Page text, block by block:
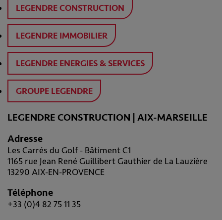
LEGENDRE CONSTRUCTION
LEGENDRE IMMOBILIER
LEGENDRE ENERGIES & SERVICES
GROUPE LEGENDRE
LEGENDRE CONSTRUCTION | AIX-MARSEILLE
Adresse
Les Carrés du Golf - Bâtiment C1
1165 rue Jean René Guillibert Gauthier de La Lauzière
13290 AIX-EN-PROVENCE
Téléphone
+33 (0)4 82 75 11 35